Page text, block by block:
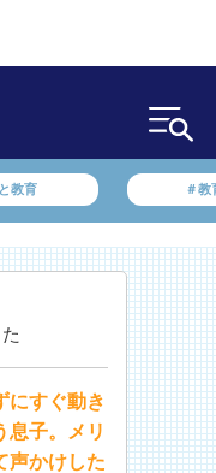
教育 ＃教
にすぐ動き
息子。メリ
声かけした